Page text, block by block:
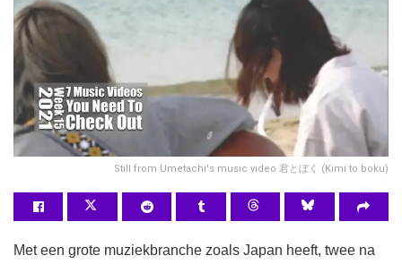
Still from Umetachi's music video 君とぼく (Kimi to boku)
Met een grote muziekbranche zoals Japan heeft, twee na